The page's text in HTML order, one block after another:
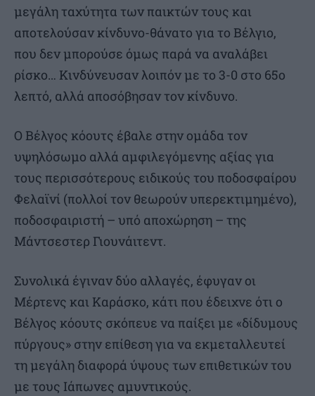
μεγάλη ταχύτητα των παικτών τους και
αποτελούσαν κίνδυνο-θάνατο για το Βέλγιο,
που δεν μπορούσε όμως παρά να αναλάβει
ρίσκο… Κινδύνευσαν λοιπόν με το 3-0 στο 65ο
λεπτό, αλλά αποσόβησαν τον κίνδυνο.
Ο Βέλγος κόουτς έβαλε στην ομάδα τον
υψηλόσωμο αλλά αμφιλεγόμενης αξίας για
τους περισσότερους ειδικούς του ποδοσφαίρου
Φελαϊνί (πολλοί τον θεωρούν υπερεκτιμημένο),
ποδοσφαιριστή – υπό αποχώρηση – της
Μάντσεστερ Γιουνάιτεντ.
Συνολικά έγιναν δύο αλλαγές, έφυγαν οι
Μέρτενς και Καράσκο, κάτι που έδειχνε ότι ο
Βέλγος κόουτς σκόπευε να παίξει με «δίδυμους
πύργους» στην επίθεση για να εκμεταλλευτεί
τη μεγάλη διαφορά ύψους των επιθετικών του
με τους Ιάπωνες αμυντικούς.